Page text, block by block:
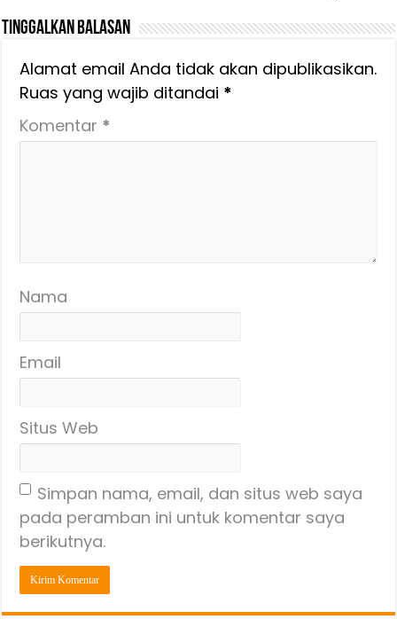
Tinggalkan Balasan
Alamat email Anda tidak akan dipublikasikan.
Ruas yang wajib ditandai *
Komentar *
Nama
Email
Situs Web
Simpan nama, email, dan situs web saya
pada peramban ini untuk komentar saya
berikutnya.